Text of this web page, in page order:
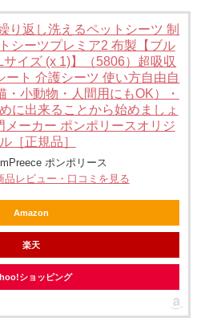
り返し洗えるペットシーツ 制
シーツプレミア2 布製【ブル
サイズ (x 1)】（5806）超吸収
ート 介護シーツ 使い方自由自
・小動物・人間用にもOK）・
に出来ることから始めましょ
メーカー ポンポリースオリジ
［正規品］
ポンポリース
品レビュー・口コミを見る
Amazon
楽天
ショッピング